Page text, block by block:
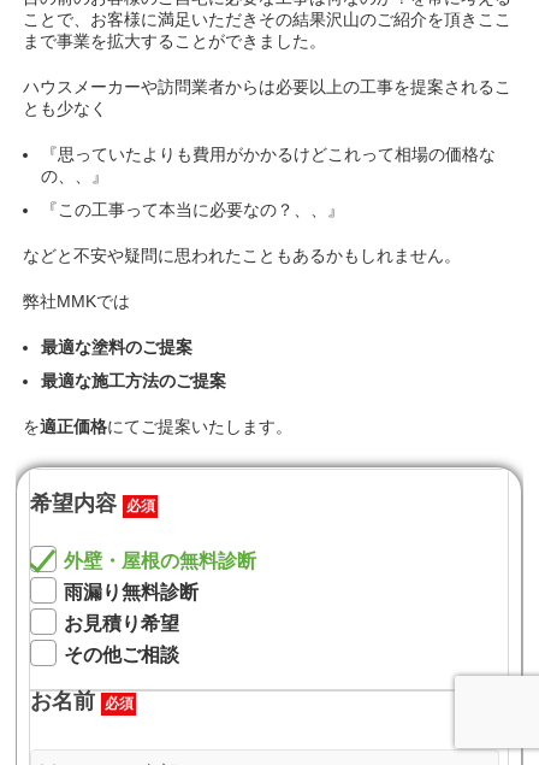
ことで、お客様に満足いただきその結果沢山のご紹介を頂きここ
まで事業を拡大することができました。
ハウスメーカーや訪問業者からは必要以上の工事を提案されるこ
とも少なく
『思っていたよりも費用がかかるけどこれって相場の価格な
の、、』
『この工事って本当に必要なの？、、』
などと不安や疑問に思われたこともあるかもしれません。
弊社MMKでは
最適な塗料のご提案
最適な施工方法のご提案
を適正価格にてご提案いたします。
希望内容 必須
外壁・屋根の無料診断
雨漏り無料診断
お見積り希望
その他ご相談
お名前 必須